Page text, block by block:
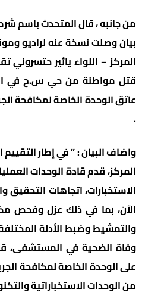
من جانبه ، قال المتحدث باسم
بيان وصلت نسخة عنه لراديو
المركز – اللواء يائير حتسروني
قتل مواطنة من حي س.ح في
عاتق الوحدة الخاصة لمكافحة
واضاف البيان : ” في إطار
المركز، قدم قادة الوحدات
الاستخبارات، اتجاهات التحقيق
الآن، بما في ذلك عزل وفحص
والتمشيط وضبط الأدلة
وفاة الضحية في المستشفى، قرر
على الوحدة الخاصة لمكافحة
من الوحدات الاستخباراتية